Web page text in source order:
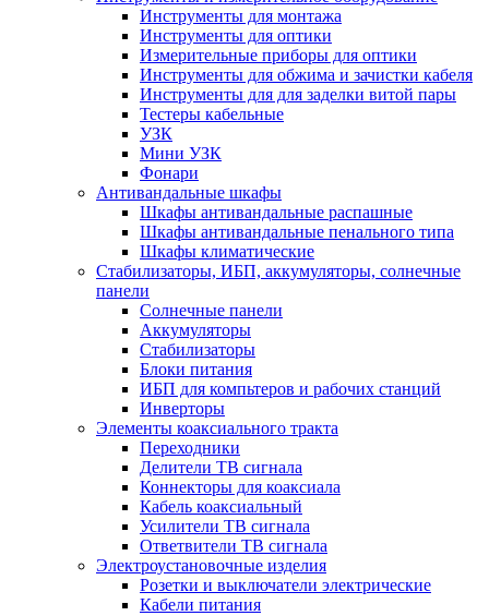
Инструменты для монтажа
Инструменты для оптики
Измерительные приборы для оптики
Инструменты для обжима и зачистки кабеля
Инструменты для для заделки витой пары
Тестеры кабельные
УЗК
Мини УЗК
Фонари
Антивандальные шкафы
Шкафы антивандальные распашные
Шкафы антивандальные пенального типа
Шкафы климатические
Стабилизаторы, ИБП, аккумуляторы, солнечные
панели
Солнечные панели
Аккумуляторы
Стабилизаторы
Блоки питания
ИБП для компьтеров и рабочих станций
Инверторы
Элементы коаксиального тракта
Переходники
Делители ТВ сигнала
Коннекторы для коаксиала
Кабель коаксиальный
Усилители ТВ сигнала
Ответвители ТВ сигнала
Электроустановочные изделия
Розетки и выключатели электрические
Кабели питания